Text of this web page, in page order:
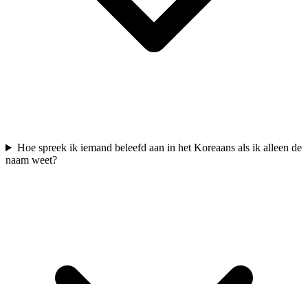
Hoe spreek ik iemand beleefd aan in het Koreaans als ik alleen de
naam weet?